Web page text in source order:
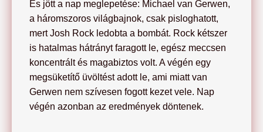
És jött a nap meglepetése: Michael van Gerwen,
a háromszoros világbajnok, csak pisloghatott,
mert Josh Rock ledobta a bombát. Rock kétszer
is hatalmas hátrányt faragott le, egész meccsen
koncentrált és magabiztos volt. A végén egy
megsüketítő üvöltést adott le, ami miatt van
Gerwen nem szívesen fogott kezet vele. Nap
végén azonban az eredmények döntenek.